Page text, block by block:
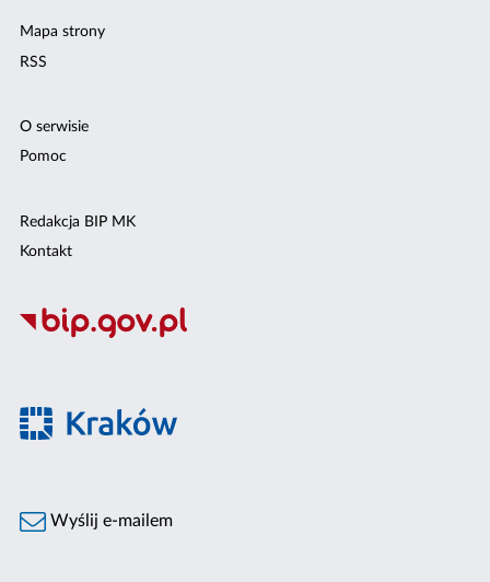
Mapa strony
RSS
O serwisie
Pomoc
Redakcja BIP MK
Kontakt
Wyślij e-mailem